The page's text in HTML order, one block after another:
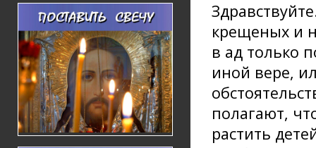
крещеных и
в ад только
иной вере,
полагают,
растить